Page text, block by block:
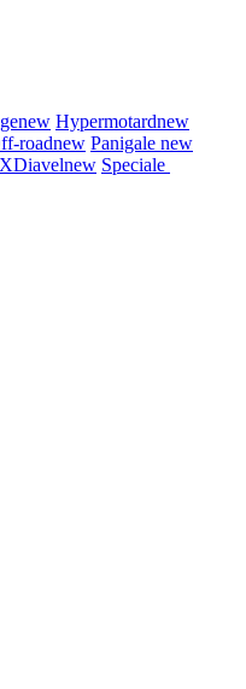
new Hypermotardnew
roadnew Panigale new
XDiavelnew Speciale